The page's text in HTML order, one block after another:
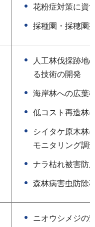
花粉症対策に資
採種園・採穂園
人工林伐採跡地
る技術の開発
海岸林への広葉
低コスト再造林
シイタケ原木林
モニタリング調
ナラ枯れ被害防
森林病害虫防除
ニオウシメジの